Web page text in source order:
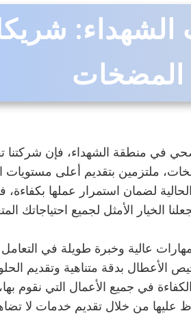
المضخات
منطقة الشهداء، فإن شركتنا
ملتزمين بتقديم أعلى
لضمان استمرار عملها بكفاءة،
الخيار الأمثل لجميع احتياجاتك
عالية وخبرة طويلة في
الأعطال بدقة متناهية وتقديم
في جميع الأعمال التي نقوم
عليها من خلال تقديم خدمات لا